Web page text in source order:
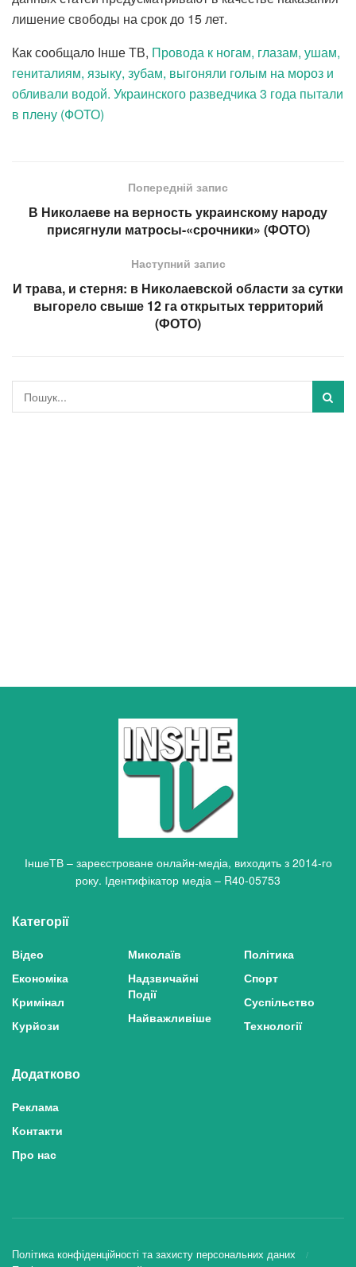
лишение свободы на срок до 15 лет.
Как сообщало Інше ТВ, Провода к ногам, глазам, ушам,
гениталиям, языку, зубам, выгоняли голым на мороз и
обливали водой. Украинского разведчика 3 года пытали
в плену (ФОТО)
Попередній запис
В Николаеве на верность украинскому народу
присягнули матросы-«срочники» (ФОТО)
Наступний запис
И трава, и стерня: в Николаевской области за сутки
выгорело свыше 12 га открытых территорий
(ФОТО)
ІншеТВ – зареєстроване онлайн-медіа, виходить з 2014-го
року. Ідентифікатор медіа – R40-05753
Категорії
Відео
Економіка
Кримінал
Курйози
Миколаїв
Надзвичайні
Події
Найважливіше
Політика
Спорт
Суспільство
Технології
Додатково
Реклама
Контакти
Про нас
Політика конфіденційності та захисту персональних даних